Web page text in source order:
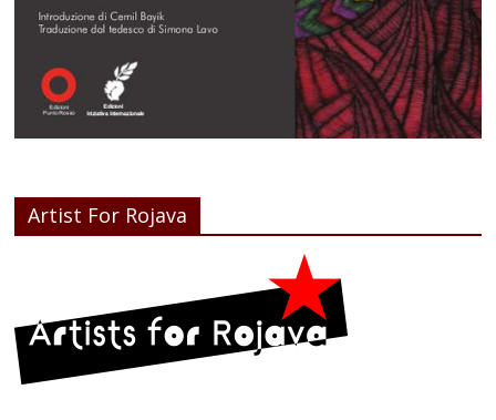
Artist For Rojava